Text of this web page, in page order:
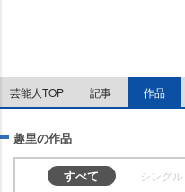
芸能人TOP 記事 作品
趣里の作品
すべて シングル